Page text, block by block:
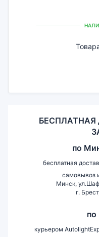
по
бесплатная
самовывоз
Минск,
г.
по
курьером